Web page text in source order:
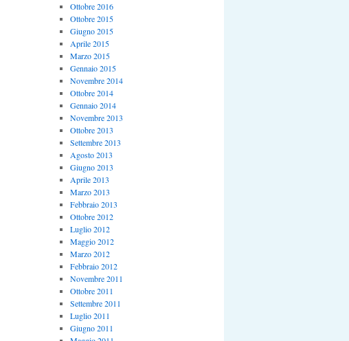
Ottobre 2016
Ottobre 2015
Giugno 2015
Aprile 2015
Marzo 2015
Gennaio 2015
Novembre 2014
Ottobre 2014
Gennaio 2014
Novembre 2013
Ottobre 2013
Settembre 2013
Agosto 2013
Giugno 2013
Aprile 2013
Marzo 2013
Febbraio 2013
Ottobre 2012
Luglio 2012
Maggio 2012
Marzo 2012
Febbraio 2012
Novembre 2011
Ottobre 2011
Settembre 2011
Luglio 2011
Giugno 2011